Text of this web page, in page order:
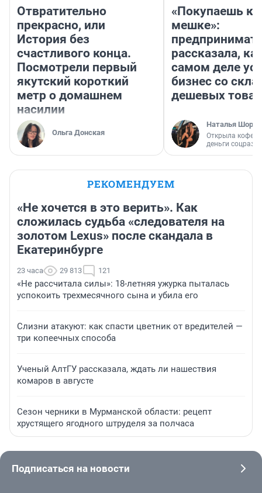
Отвратительно
прекрасно, или
История без
счастливого конца.
Посмотрели первый
якутский короткий
метр о домашнем
насилии
Ольга Донская
«Покупаешь
мешке»:
рассказала,
самом деле
бизнес со
дешевых
Наталья
Открыла
деньги
РЕКОМЕНДУЕМ
«Не хочется в это верить». Как
сложилась судьба «следователя на
золотом Lexus» после скандала в
Екатеринбурге
23 часа 29 813 121
«Не рассчитала силы»: 18-летняя ужурка пыталась
успокоить трехмесячного сына и убила его
Слизни атакуют: как спасти цветник от вредителей —
три копеечных способа
Ученый АлтГУ рассказала, ждать ли нашествия
комаров в августе
Сезон черники в Мурманской области: рецепт
хрустящего ягодного штруделя за полчаса
Подписаться на новости